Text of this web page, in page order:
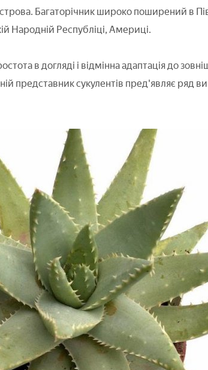
Багаторічник широко поширений в
Народній Республіці, Америці.
в догляді і відмінна адаптація до
представник сукулентів пред'являє ряд